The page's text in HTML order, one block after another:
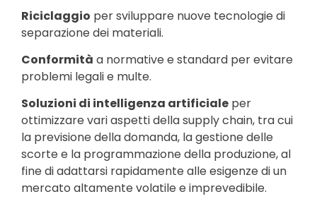
Riciclaggio per sviluppare nuove tecnologie di
separazione dei materiali.
Conformità a normative e standard per evitare
problemi legali e multe.
Soluzioni di intelligenza artificiale per
ottimizzare vari aspetti della supply chain, tra cui
la previsione della domanda, la gestione delle
scorte e la programmazione della produzione, al
fine di adattarsi rapidamente alle esigenze di un
mercato altamente volatile e imprevedibile.